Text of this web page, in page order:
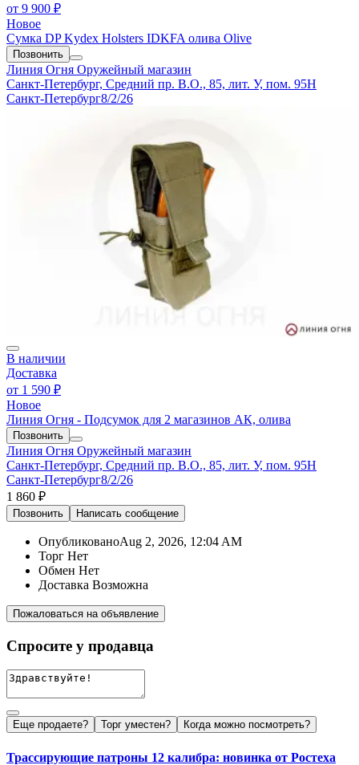
от 9 900 ₽
Новое
Сумка DP Kydex Holsters IDKFA олива Olive
Позвонить
Линия Огня Оружейный магазин
Санкт-Петербург, Средний пр. В.О., 85, лит. У, пом. 95Н
Санкт-Петербург8/2/26
В наличии
Доставка
от 1 590 ₽
Новое
Линия Огня - Подсумок для 2 магазинов АК, олива
Позвонить
Линия Огня Оружейный магазин
Санкт-Петербург, Средний пр. В.О., 85, лит. У, пом. 95Н
Санкт-Петербург8/2/26
1 860 ₽
Позвонить Написать сообщение
ОпубликованоAug 2, 2026, 12:04 AM
Торг Нет
Обмен Нет
Доставка Возможна
Пожаловаться на объявление
Спросите у продавца
Еще продаете? Торг уместен? Когда можно посмотреть?
Трассирующие патроны 12 калибра: новинка от Ростеха